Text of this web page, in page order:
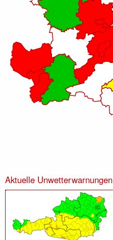
Aktuelle Unwetterwarnungen